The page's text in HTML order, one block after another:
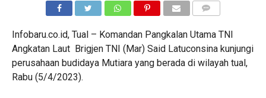
Infobaru.co.id, Tual – Komandan Pangkalan Utama TNI
Angkatan Laut Brigjen TNI (Mar) Said Latuconsina kunjungi
perusahaan budidaya Mutiara yang berada di wilayah tual,
Rabu (5/4/2023).